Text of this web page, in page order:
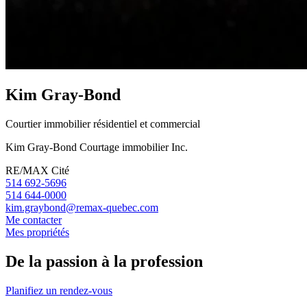
Kim Gray-Bond
Courtier immobilier résidentiel et commercial
Kim Gray-Bond Courtage immobilier Inc.
RE/MAX Cité
514 692-5696
514 644-0000
kim.graybond@remax-quebec.com
Me contacter
Mes propriétés
De la passion à la profession
Planifiez un rendez-vous